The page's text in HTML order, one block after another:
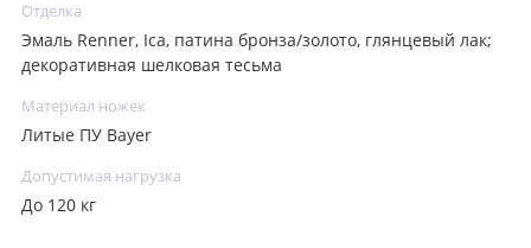
Отделка
Эмаль Renner, Ica, патина бронза/золото, глянцевый лак;
декоративная шелковая тесьма
Материал ножек
Литые ПУ Bayer
Допустимая нагрузка
До 120 кг